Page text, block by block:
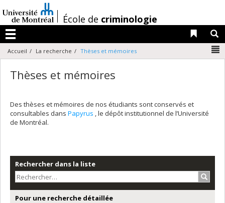
au
contenu
/École de criminologie
Menu
Liens
Accueil La recherche Thèses et mémoires
Thèses et mémoires
Des thèses et mémoires de nos étudiants sont conservés et
consultables dans Papyrus , le dépôt institutionnel de l’Université
de Montréal.
Rechercher dans la liste
Pour une recherche détaillée